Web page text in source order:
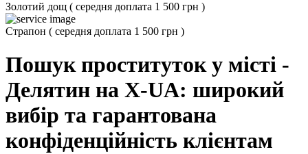
Золотий дощ ( середня доплата 1 500 грн )
Страпон ( середня доплата 1 500 грн )
Пошук проституток у місті -
Делятин на X-UA: широкий
вибір та гарантована
конфіденційність клієнтам